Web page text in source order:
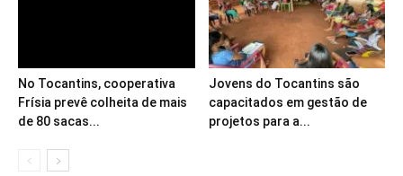
No Tocantins, cooperativa
Frísia prevê colheita de mais
de 80 sacas...
Jovens do Tocantins são
capacitados em gestão de
projetos para a...